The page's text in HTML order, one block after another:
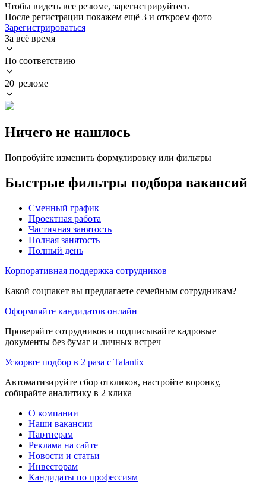
Чтобы видеть все резюме, зарегистрируйтесь
После регистрации покажем ещё 3 и откроем фото
Зарегистрироваться
За всё время
По соответствию
20 резюме
Ничего не нашлось
Попробуйте изменить формулировку или фильтры
Быстрые фильтры подбора вакансий
Сменный график
Проектная работа
Частичная занятость
Полная занятость
Полный день
Корпоративная поддержка сотрудников
Какой соцпакет вы предлагаете семейным сотрудникам?
Оформляйте кандидатов онлайн
Проверяйте сотрудников и подписывайте кадровые
документы без бумаг и личных встреч
Ускорьте подбор в 2 раза с Talantix
Автоматизируйте сбор откликов, настройте воронку,
собирайте аналитику в 2 клика
О компании
Наши вакансии
Партнерам
Реклама на сайте
Новости и статьи
Инвесторам
Кандидаты по профессиям